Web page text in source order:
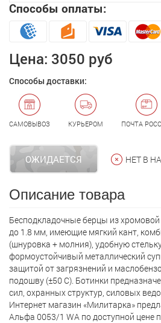
Способы оплаты:
Цена: 3050 руб
Способы доставки:
САМОВЫВОЗ КУРЬЕРОМ ПОЧТА
ОЖИДАЕТСЯ НЕТ В
Описание товара
Бесподкладочные берцы из
до 1.8 мм, имеющие мягкий кант,
(шнуровка + молния), удобную
формоустойчивый металлический
защитой от загрязнений и
подошву (±50 С). Ботинки
сил, охранных структур, силовых
Интернет магазин «Милитарка»
Альфа 0053/1 WA по доступной цене